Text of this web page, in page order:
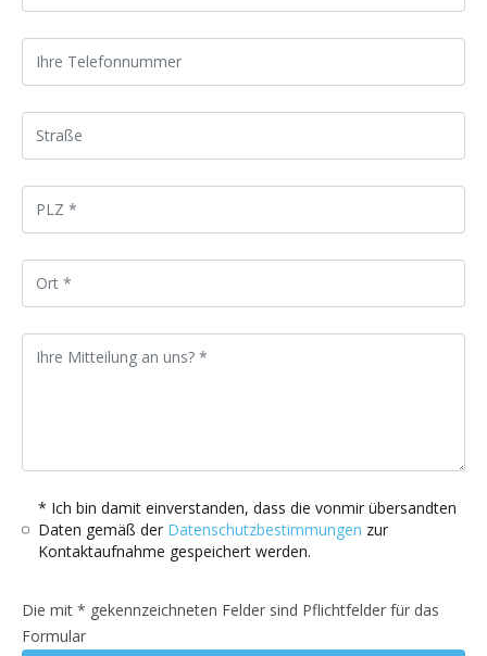
* Ich bin damit einverstanden, dass die vonmir übersandten
Daten gemäß der Datenschutzbestimmungen zur
Kontaktaufnahme gespeichert werden.
Die mit * gekennzeichneten Felder sind Pflichtfelder für das
Formular